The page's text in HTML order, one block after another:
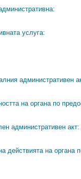
услуга:
административен
на органа по
административен акт:
действията на органа